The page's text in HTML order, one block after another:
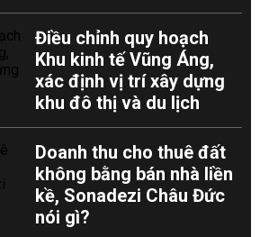
Điều chỉnh quy hoạch
Khu kinh tế Vũng Áng,
xác định vị trí xây dựng
khu đô thị và du lịch
Doanh thu cho thuê đất
không bằng bán nhà liền
kề, Sonadezi Châu Đức
nói gì?